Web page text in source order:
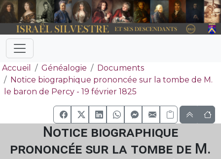
Accueil Généalogie
Documents
Notice biographique prononcée sur la tombe de M.
le baron de Percy - 19 février 1825
Notice biographique
prononcée sur la tombe de M.